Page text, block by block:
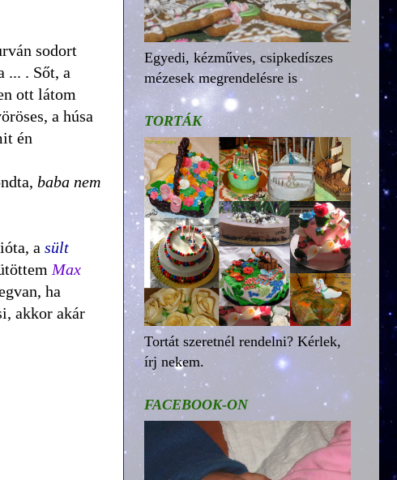
sodort
... . Sőt, a
ott látom
a húsa
én
baba nem
a sült
Max
ha
akkor akár
Egyedi, kézműves, csipkedíszes
mézesek megrendelésre is
TORTÁK
Tortát szeretnél rendelni? Kérlek,
írj nekem.
FACEBOOK-ON